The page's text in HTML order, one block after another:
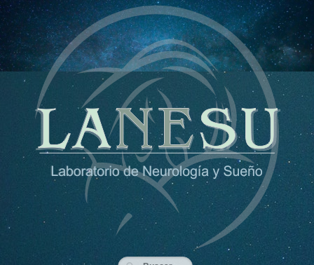
Ir
al
contenido